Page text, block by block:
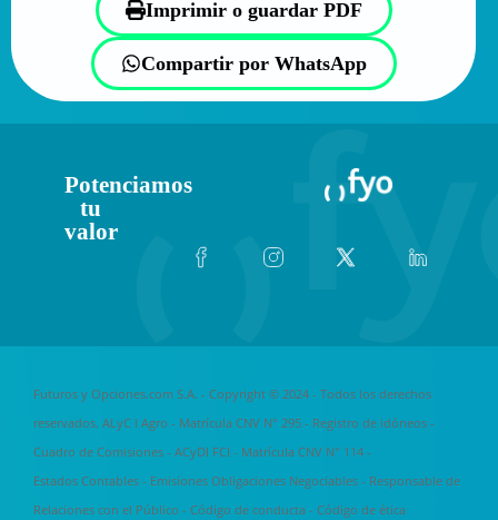
Imprimir o guardar PDF
Compartir por WhatsApp
Potenciamos
tu
valor
Futuros y Opciones.com S.A. - Copyright © 2024 - Todos los derechos
reservados. ALyC I Agro - Matrícula CNV N° 295 - Registro de idóneos -
Cuadro de Comisiones - ACyDI FCI - Matrícula CNV N° 114 -
Estados Contables - Emisiones Obligaciones Negociables - Responsable de
Relaciones con el Público - Código de conducta - Código de ética